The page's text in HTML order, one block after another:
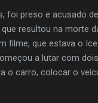
foi preso e acusado
resultou na morte
que estava o Ice
a lutar com
o carro, colocar o